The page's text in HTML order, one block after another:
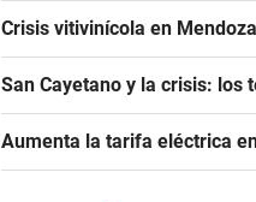
Crisis vitivinícola en
San Cayetano y la crisis: los
Aumenta la tarifa eléctrica